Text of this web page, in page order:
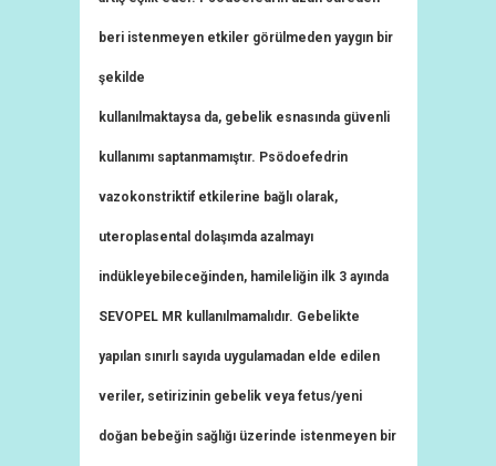
beri istenmeyen etkiler görülmeden yaygın bir
şekilde
kullanılmaktaysa da, gebelik esnasında güvenli
kullanımı saptanmamıştır. Psödoefedrin
vazokonstriktif etkilerine bağlı olarak,
uteroplasental dolaşımda azalmayı
indükleyebileceğinden, hamileliğin ilk 3 ayında
SEVOPEL MR kullanılmamalıdır. Gebelikte
yapılan sınırlı sayıda uygulamadan elde edilen
veriler, setirizinin gebelik veya fetus/yeni
doğan bebeğin sağlığı üzerinde istenmeyen bir